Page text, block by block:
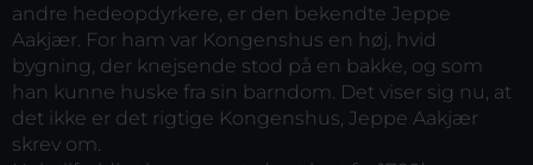
andre hedeopdyrkere, er den bekendte Jeppe
Aakjær. For ham var Kongenshus en høj, hvid
bygning, der knejsende stod på en bakke, og som
han kunne huske fra sin barndom. Det viser sig nu, at
det ikke er det rigtige Kongenshus, Jeppe Aakjær
skrev om.